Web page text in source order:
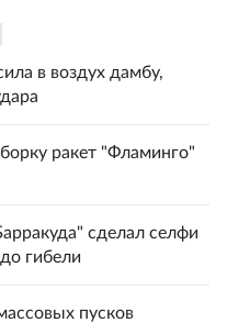
в воздух дамбу,
ракет "Фламинго"
сделал селфи
гибели
пусков